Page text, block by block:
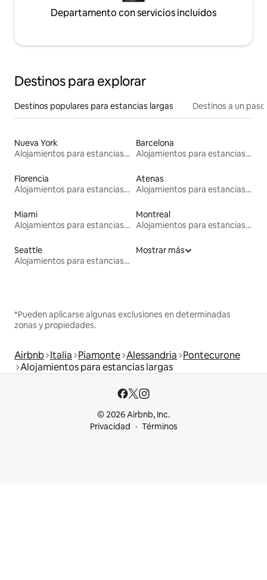
Departamento con servicios incluidos
Destinos para explorar
Destinos populares para estancias largas Destinos a un
Nueva York
Alojamientos para estancias largas
Barcelona
Alojamientos para estancias largas
Florencia
Alojamientos para estancias largas
Atenas
Alojamientos para estancias largas
Miami
Alojamientos para estancias largas
Montreal
Alojamientos para estancias largas
Seattle
Alojamientos para estancias largas
Mostrar más
*Pueden aplicarse algunas exclusiones en determinadas
zonas y propiedades.
Airbnb Italia Piamonte Alessandria Pontecurone
Alojamientos para estancias largas
© 2026 Airbnb, Inc.
Privacidad
Términos